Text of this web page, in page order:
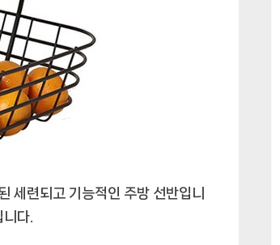
세련되고 기능적인 주방 선반입니
다.